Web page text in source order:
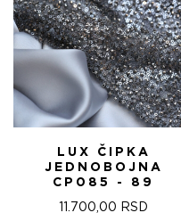
LUX ČIPKA
JEDNOBOJNA
CP085 - 89
11.700,00 RSD